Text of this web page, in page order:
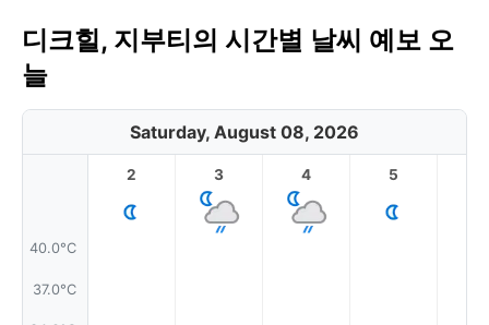
디크힐, 지부티의 시간별 날씨 예보 오
늘
Saturday, August 08, 2026
40.0°C
37.0°C
2 3 4 5